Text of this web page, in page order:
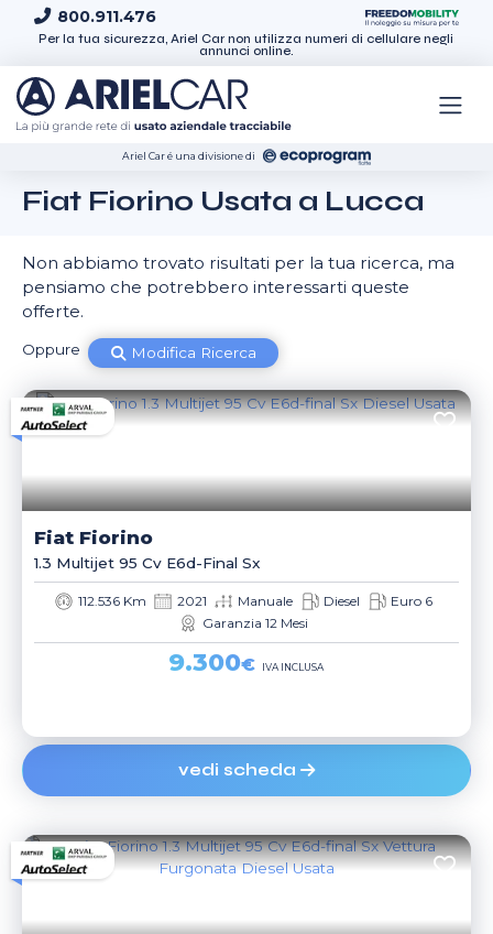
Skip to content
800.911.476
Per la tua sicurezza, Ariel Car non utilizza numeri di cellulare negli
annunci online.
Ariel Car é una divisione di
Fiat Fiorino Usata a Lucca
Non abbiamo trovato risultati per la tua ricerca, ma
pensiamo che potrebbero interessarti queste
offerte.
Oppure Modifica Ricerca
Fiat Fiorino
1.3 Multijet 95 Cv E6d-Final Sx
112.536 Km 2021 Manuale Diesel
Euro 6
Garanzia 12 Mesi
9.300€ IVA INCLUSA
vedi scheda